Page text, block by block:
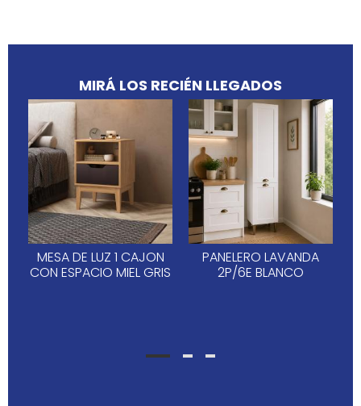
MIRÁ LOS RECIÉN LLEGADOS
MESA DE LUZ 1 CAJON
CON ESPACIO MIEL GRIS
PANELERO LAVANDA
2P/6E BLANCO